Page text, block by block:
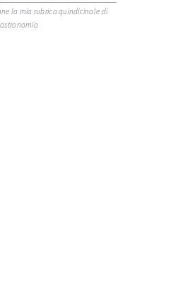
la mia rubrica quindicinale di